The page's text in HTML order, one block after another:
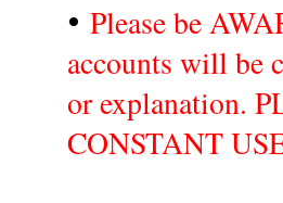
• Please be
accounts will be
or explanation.
CONSTANT